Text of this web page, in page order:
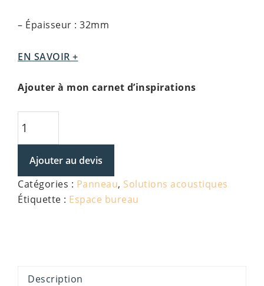
– Épaisseur : 32mm
EN SAVOIR +
Ajouter à mon carnet d’inspirations
de
Ecran
MADISON
Ajouter au devis
Catégories : Panneau, Solutions acoustiques
Étiquette : Espace bureau
Description